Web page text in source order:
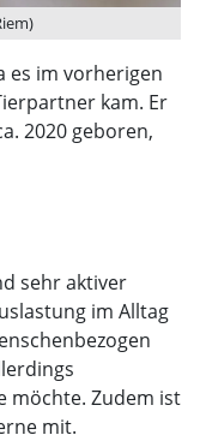
es im vorherigen
kam. Er
2020 geboren,
sehr aktiver
im Alltag
möchte. Zudem ist
mit.